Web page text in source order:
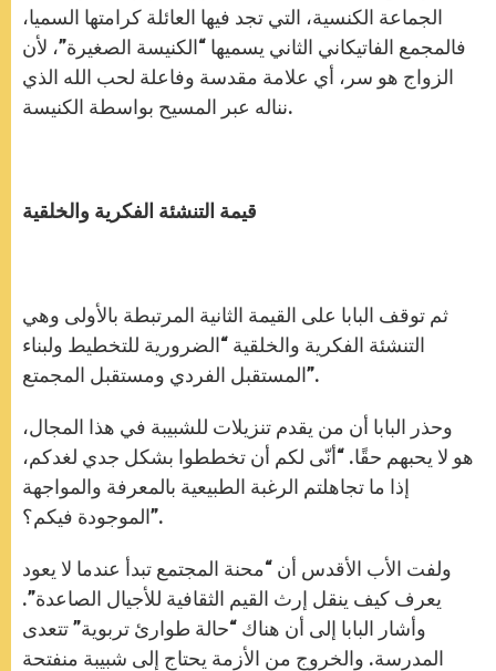
الجماعة الكنسية، التي تجد فيها العائلة كرامتها السميا،
فالمجمع الفاتيكاني الثاني يسميها “الكنيسة الصغيرة”، لأن
الزواج هو سر، أي علامة مقدسة وفاعلة لحب الله الذي
نناله عبر المسيح بواسطة الكنيسة.
قيمة التنشئة الفكرية والخلقية
ثم توقف البابا على القيمة الثانية المرتبطة بالأولى وهي
التنشئة الفكرية والخلقية “الضرورية للتخطيط ولبناء
المستقبل الفردي ومستقبل المجمتع”.
وحذر البابا أن من يقدم تنزيلات للشبيبة في هذا المجال،
هو لا يحبهم حقًا. “أنّى لكم أن تخططوا بشكل جدي لغدكم،
إذا ما تجاهلتم الرغبة الطبيعية بالمعرفة والمواجهة
الموجودة فيكم؟”.
ولفت الأب الأقدس أن “محنة المجتمع تبدأ عندما لا يعود
يعرف كيف ينقل إرث القيم الثقافية للأجيال الصاعدة”.
وأشار البابا إلى أن هناك “حالة طوارئ تربوية” تتعدى
المدرسة. والخروج من الأزمة يحتاج إلى شبيبة منفتحة